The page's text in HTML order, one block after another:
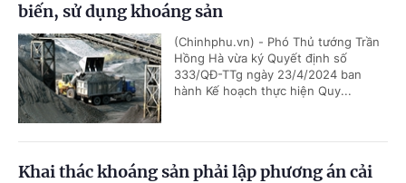
biến, sử dụng khoáng sản
(Chinhphu.vn) - Phó Thủ tướng Trần
Hồng Hà vừa ký Quyết định số
333/QĐ-TTg ngày 23/4/2024 ban
hành Kế hoạch thực hiện Quy...
Khai thác khoáng sản phải lập phương án cải